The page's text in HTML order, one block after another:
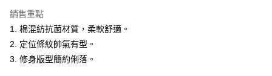
ATM付款
全家取貨付款
銷售重點
1. 棉混紡抗菌材質，柔軟舒適。
2. 定位條紋帥氣有型。
3. 修身版型簡約俐落。